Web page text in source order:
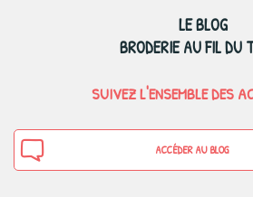
LE BLOG
BRODERIE AU FIL DU
SUIVEZ L'ENSEMBLE DES
ACCÉDER AU BLOG